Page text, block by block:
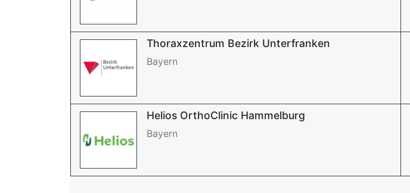
Thoraxzentrum Bezirk Unterfranken
Bayern
Helios OrthoClinic Hammelburg
Bayern